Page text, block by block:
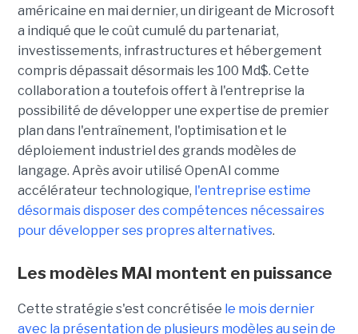
américaine en mai dernier, un dirigeant de Microsoft
a indiqué que le coût cumulé du partenariat,
investissements, infrastructures et hébergement
compris dépassait désormais les 100 Md$. Cette
collaboration a toutefois offert à l'entreprise la
possibilité de développer une expertise de premier
plan dans l'entraînement, l'optimisation et le
déploiement industriel des grands modèles de
langage. Après avoir utilisé OpenAI comme
accélérateur technologique, l'entreprise estime
désormais disposer des compétences nécessaires
pour développer ses propres alternatives.
Les modèles MAI montent en puissance
Cette stratégie s'est concrétisée le mois dernier
avec la présentation de plusieurs modèles au sein de